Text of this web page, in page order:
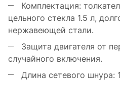
Комплектация:
цельного стекла 1.5 л,
нержавеющей стали.
Защита двигателя от
случайного включения.
Длина сетевого шнура: